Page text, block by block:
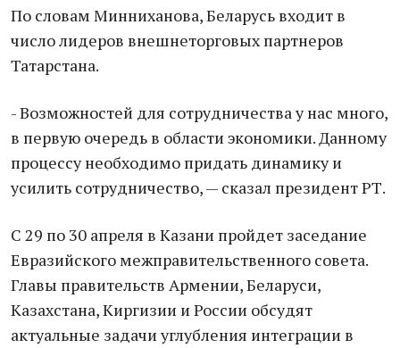
По словам Минниханова, Беларусь входит в
число лидеров внешнеторговых партнеров
Татарстана.
- Возможностей для сотрудничества у нас много,
в первую очередь в области экономики. Данному
процессу необходимо придать динамику и
усилить сотрудничество, — сказал президент РТ.
С 29 по 30 апреля в Казани пройдет заседание
Евразийского межправительственного совета.
Главы правительств Армении, Беларуси,
Казахстана, Киргизии и России обсудят
актуальные задачи углубления интеграции в